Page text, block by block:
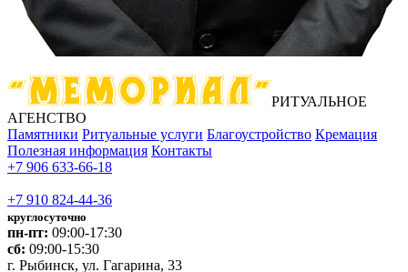
РИТУАЛЬНОЕ
АГЕНСТВО
Памятники Ритуальные услуги Благоустройство Кремация
Полезная информация Контакты
+7 906 633-66-18
+7 910 824-44-36
круглосуточно
пн-пт: 09:00-17:30
сб: 09:00-15:30
г. Рыбинск, ул. Гагарина, 33